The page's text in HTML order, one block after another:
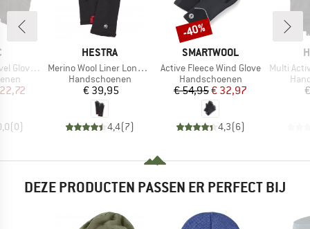
Short
prijs
(0)
MERK
HESTRA
Artikel
Merino Wool Liner Long 5 Finger
Productgroep
Handschoenen
Prijs
€ 39,95
4,4(7)
MERK
SMARTWOOL
Artikel
Active Fleece Wind Glove
Productgroep
Handschoenen
Prijs
€ 54,95Verlaagde prijs
€ 32,97
4,3(6)
Korting
-40%
Artikel
Multi
DEZE PRODUCTEN PASSEN ER PERFECT BIJ